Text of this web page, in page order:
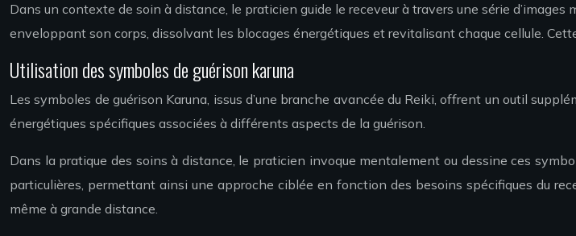
Dans un contexte de soin à distance, le praticien guide le receveur à travers une série
enveloppant son corps, dissolvant les blocages énergétiques et revitalisant chaque cellule.
Utilisation des symboles de guérison karuna
Les symboles de guérison Karuna, issus d’une branche avancée du Reiki, offrent un outil
énergétiques spécifiques associées à différents aspects de la guérison.
Dans la pratique des soins à distance, le praticien invoque mentalement ou dessine ces
particulières, permettant ainsi une approche ciblée en fonction des besoins spécifiques du
même à grande distance.